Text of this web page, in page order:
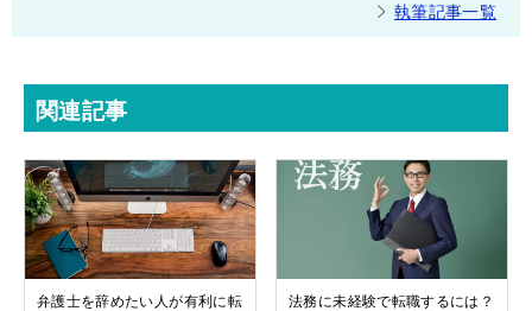
執筆記事一覧
関連記事
弁護士を辞めたい人が有利に転
法務に未経験で転職するには？